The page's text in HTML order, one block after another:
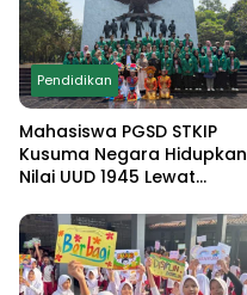
Pendidikan
Mahasiswa PGSD STKIP
Kusuma Negara Hidupkan
Nilai UUD 1945 Lewat
Monumen Pancasila Sakti